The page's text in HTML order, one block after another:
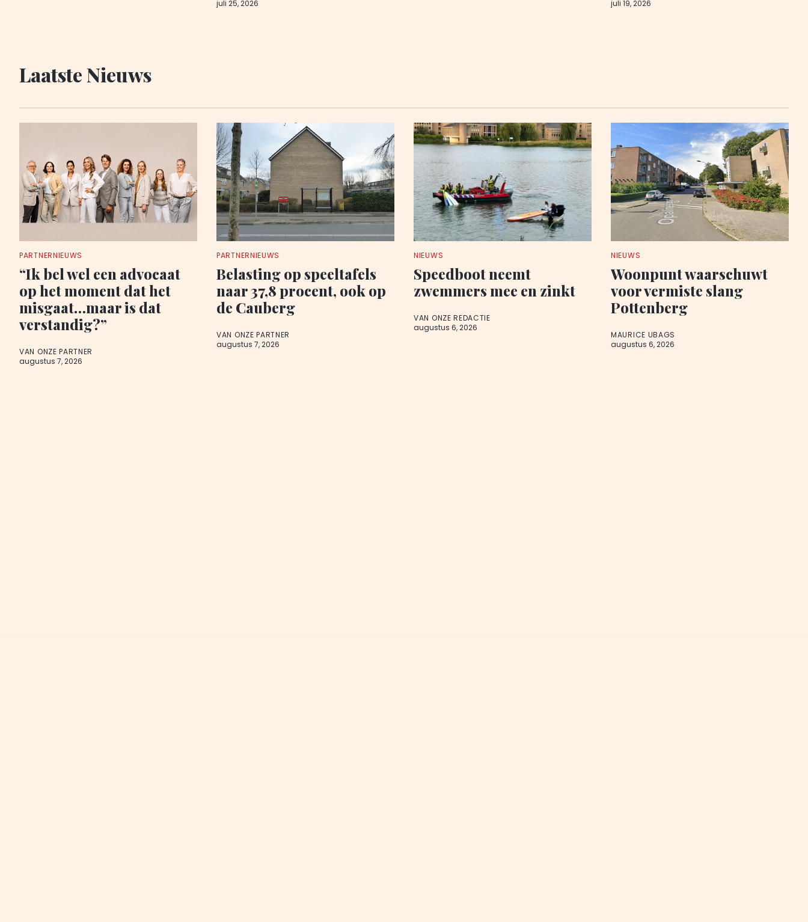
juli 25, 2026
juli 19, 2026
Laatste Nieuws
PARTNERNIEUWS
“Ik bel wel een advocaat
op het moment dat het
misgaat…maar is dat
verstandig?”
VAN ONZE PARTNER
augustus 7, 2026
PARTNERNIEUWS
Belasting op speeltafels
naar 37,8 procent, ook op
de Cauberg
VAN ONZE PARTNER
augustus 7, 2026
NIEUWS
Speedboot neemt
zwemmers mee en zinkt
VAN ONZE REDACTIE
augustus 6, 2026
NIEUWS
Woonpunt waarschuwt
voor vermiste slang
Pottenberg
MAURICE UBAGS
augustus 6, 2026